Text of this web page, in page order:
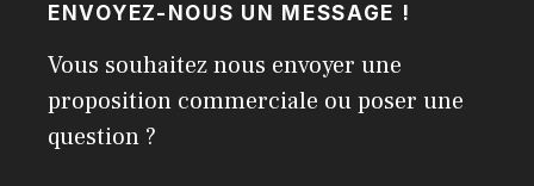
ENVOYEZ-NOUS UN MESSAGE !
Vous souhaitez nous envoyer une
proposition commerciale ou poser une
question ?